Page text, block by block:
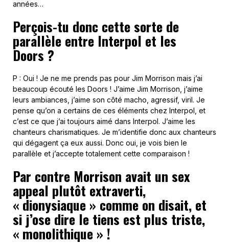
années…
Perçois-tu donc cette sorte de
parallèle entre Interpol et les
Doors ?
P : Oui ! Je ne me prends pas pour Jim Morrison mais j’ai
beaucoup écouté les Doors ! J’aime Jim Morrison, j’aime
leurs ambiances, j’aime son côté macho, agressif, viril. Je
pense qu’on a certains de ces éléments chez Interpol, et
c’est ce que j’ai toujours aimé dans Interpol. J’aime les
chanteurs charismatiques. Je m’identifie donc aux chanteurs
qui dégagent ça eux aussi. Donc oui, je vois bien le
parallèle et j’accepte totalement cette comparaison !
Par contre Morrison avait un sex
appeal plutôt extraverti,
« dionysiaque » comme on disait, et
si j’ose dire le tiens est plus triste,
« monolithique » !